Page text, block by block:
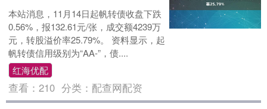
本站消息，11月14日起帆转债收盘下跌
0.56%，报132.61元/张，成交额4239万
元，转股溢价率25.79%。 资料显示，起
帆转债信用级别为“AA-”，债....
红海优配
查看：210 分类： 配查网配资